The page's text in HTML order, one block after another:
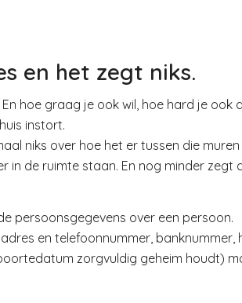
en het zegt niks.
hoe graag je ook wil, hoe hard je ook
instort.
niks over hoe het er tussen die muren
in de ruimte staan. En nog minder
persoonsgegevens over een persoon.
en telefoonnummer, banknummer,
zorgvuldig geheim houdt)